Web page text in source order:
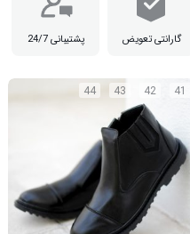
گارانتی تعویض پشتیبانی 24/7
41
42
43
44